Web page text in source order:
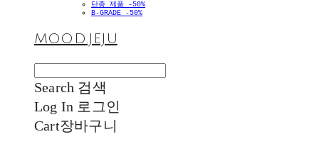
단종 제품 -50%
B-GRADE -50%
MOOD.JEJU
Search 검색
Log In 로그인
Cart장바구니